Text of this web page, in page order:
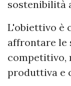
sostenibilità
L'obiettivo è
affrontare le
competitivo,
produttiva e